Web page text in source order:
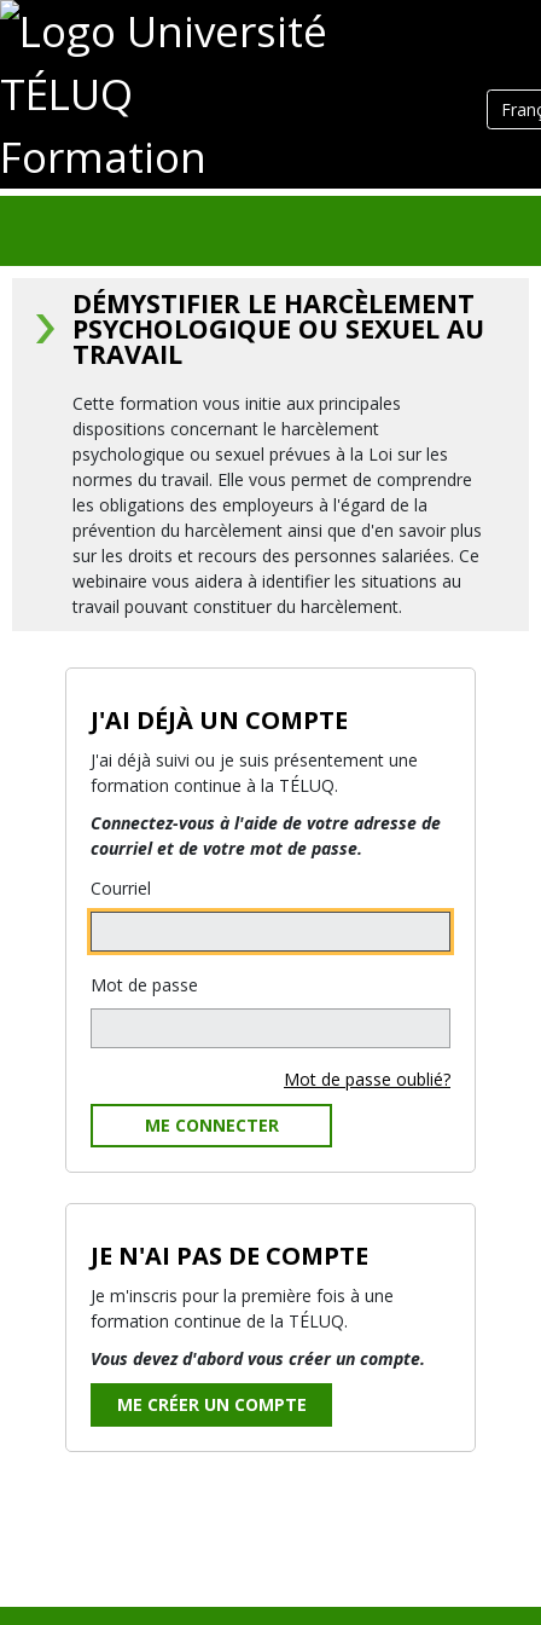
Formation
DÉMYSTIFIER LE HARCÈLEMENT
PSYCHOLOGIQUE OU SEXUEL AU
TRAVAIL
Cette formation vous initie aux principales
dispositions concernant le harcèlement
psychologique ou sexuel prévues à la Loi sur les
normes du travail. Elle vous permet de comprendre
les obligations des employeurs à l'égard de la
prévention du harcèlement ainsi que d'en savoir plus
sur les droits et recours des personnes salariées. Ce
webinaire vous aidera à identifier les situations au
travail pouvant constituer du harcèlement.
J'AI DÉJÀ UN COMPTE
J'ai déjà suivi ou je suis présentement une
formation continue à la TÉLUQ.
Connectez-vous à l'aide de votre adresse de
courriel et de votre mot de passe.
Courriel
Mot de passe
Mot de passe oublié?
ME CONNECTER
JE N'AI PAS DE COMPTE
Je m'inscris pour la première fois à une
formation continue de la TÉLUQ.
Vous devez d'abord vous créer un compte.
ME CRÉER UN COMPTE